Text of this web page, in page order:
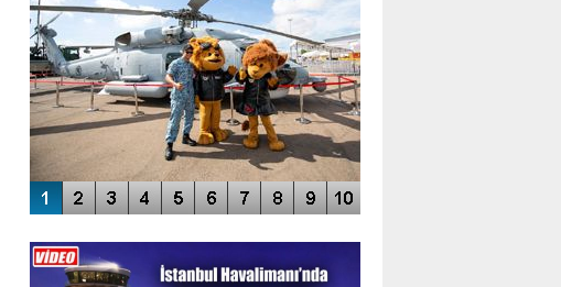
ENGELLERİN AŞILDIĞI HAVALİMANI